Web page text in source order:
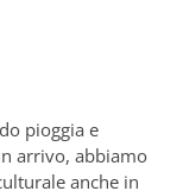
pioggia e
arrivo, abbiamo
anche in